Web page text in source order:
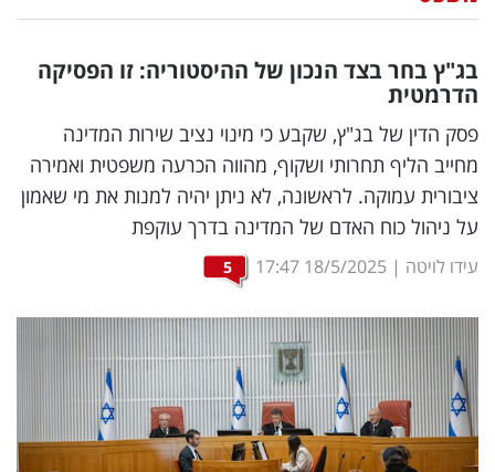
דיגיטל
וטק
שיווק
ופרסום
משפט
מדדים
ומחקרים
דעות
רכילות
בג"ץ בחר בצד הנכון של ההיסטוריה: זו הפסיקה
הדרמטית
פסק הדין של בג"ץ, שקבע כי מינוי נציב שירות המדינה
מחייב הליף תחרותי ושקוף, מהווה הכרעה משפטית ואמירה
ציבורית עמוקה. לראשונה, לא ניתן יהיה למנות את מי שאמון
על ניהול כוח האדם של המדינה בדרך עוקפת
עידו לויטה |
18/5/2025
17:47
5